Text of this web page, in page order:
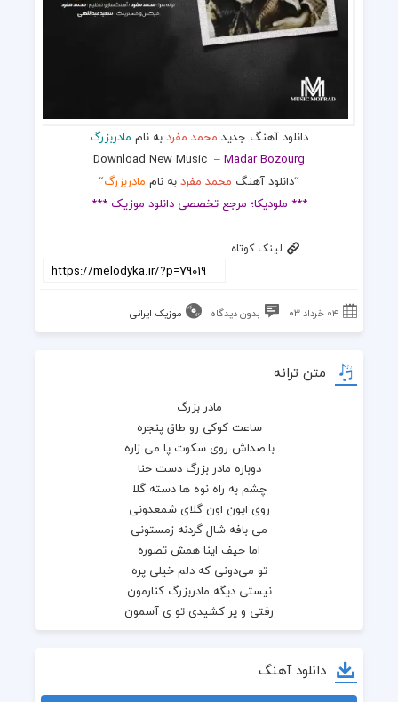
دانلود آهنگ جدید محمد مفردبه نام مادربزرگ
Download New Music –Madar Bozourg
“دانلود آهنگ محمد مفردبه نام مادربزرگ“
*** ملودیکا؛ مرجع تخصصی دانلود موزیک ***
لینک کوتاه
۰۴ خرداد ۰۳ بدون دیدگاه موزیک ایرانی
متن ترانه
مادر بزرگ
ساعت کوکی رو طاق پنجره
با صداش روی سکوت پا می زاره
دوباره مادر بزرگ دست حنا
چشم به راه نوه ها دسته گلا
روی ایون اون گلای شمعدونی
می بافه شال گردنه زمستونی
اما حیف اینا همش تصوره
تو می‌دونی که دلم خیلی پره
نیستی دیگه مادربزرگ کنارمون
رفتی و پر کشیدی تو ی آسمون
دیگه گفتن نداره آی پسرا
دیگه غم فایده نداره دخترا
رفت عزیز ترین مون پیش خدا
دانلود آهنگ